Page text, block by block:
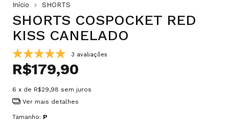
Início SHORTS
SHORTS COSPOCKET RED
KISS CANELADO
3 avaliações
R$179,90
6 x de R$29,98 sem juros
Ver mais detalhes
Tamanho: P